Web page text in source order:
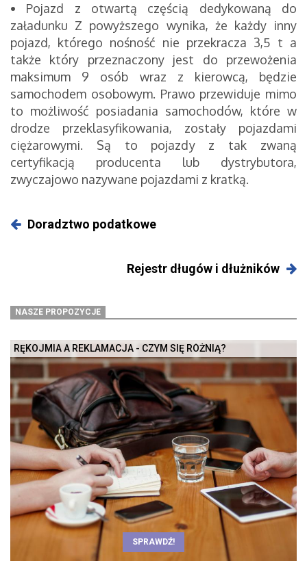
• Pojazd z otwartą częścią dedykowaną do
załadunku Z powyższego wynika, że każdy inny
pojazd, którego nośność nie przekracza 3,5 t a
także który przeznaczony jest do przewożenia
maksimum 9 osób wraz z kierowcą, będzie
samochodem osobowym. Prawo przewiduje mimo
to możliwość posiadania samochodów, które w
drodze przeklasyfikowania, zostały pojazdami
ciężarowymi. Są to pojazdy z tak zwaną
certyfikacją producenta lub dystrybutora,
zwyczajowo nazywane pojazdami z kratką.
Doradztwo podatkowe
Rejestr długów i dłużników
NASZE PROPOZYCJE
RĘKOJMIA A REKLAMACJA - CZYM SIĘ RÓŻNIĄ?
SPRAWDŹ!